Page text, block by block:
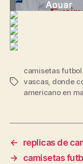
Etiquetas
camisetas
vascas, donde
americano en
←
replicas de
→
camisetas